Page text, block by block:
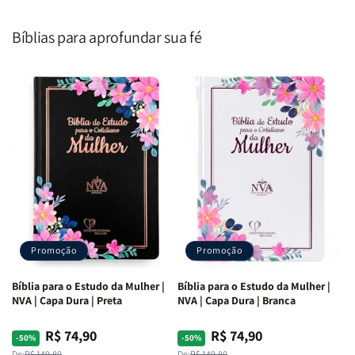
o
Coração
Deus
Ribeiro
o
Deus
|
Adriel
Ribeiro
|
Penkal
Penkal
Bíblias para aprofundar sua fé
Promoção
Bíblia para o Estudo da Mulher |
NVA | Capa Dura | Preta
-50%
Preço
PreçoR$ 74,90
Promoção
Bíblia para o Estudo da Mulher |
NVA | Capa Dura | Branca
-50%
Preço
PreçoR$ 74,90